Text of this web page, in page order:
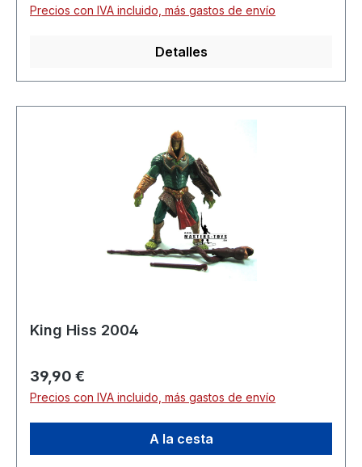
Precios con IVA incluido, más gastos de envío
Detalles
King Hiss 2004
Precio normal:
39,90 €
Precios con IVA incluido, más gastos de envío
A la cesta